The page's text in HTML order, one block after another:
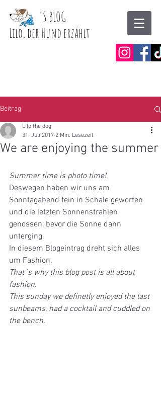
'S BLOG
Lilo, der Hund erzählt
Beitrag
We are enjoying the summer
Lilo the dog
31. Juli 2017 2 Min. Lesezeit
Summer time is photo time!
Deswegen haben wir uns am
Sonntagabend fein in Schale geworfen
und die letzten Sonnenstrahlen
genossen, bevor die Sonne dann
unterging.
In diesem Blogeintrag dreht sich alles
um Fashion.
That´s why this blog post is all about
fashion.
This sunday we definetly enjoyed the last
sunbeams, had a cocktail and cuddled on
the bench.